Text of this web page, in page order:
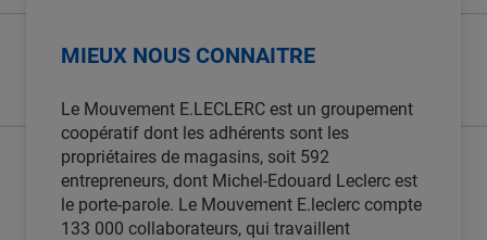
MIEUX NOUS CONNAITRE
Le Mouvement E.LECLERC est un groupement
coopératif dont les adhérents sont les
propriétaires de magasins, soit 592
entrepreneurs, dont Michel-Edouard Leclerc est
le porte-parole. Le Mouvement E.leclerc compte
133 000 collaborateurs, qui travaillent